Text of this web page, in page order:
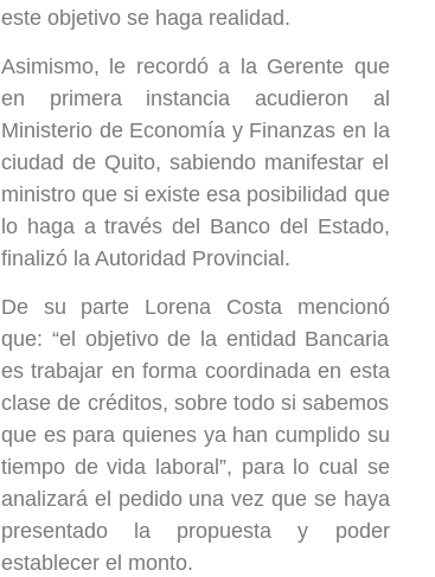
este objetivo se haga realidad.
Asimismo, le recordó a la Gerente que
en primera instancia acudieron al
Ministerio de Economía y Finanzas en la
ciudad de Quito, sabiendo manifestar el
ministro que si existe esa posibilidad que
lo haga a través del Banco del Estado,
finalizó la Autoridad Provincial.
De su parte Lorena Costa mencionó
que: “el objetivo de la entidad Bancaria
es trabajar en forma coordinada en esta
clase de créditos, sobre todo si sabemos
que es para quienes ya han cumplido su
tiempo de vida laboral”, para lo cual se
analizará el pedido una vez que se haya
presentado la propuesta y poder
establecer el monto.